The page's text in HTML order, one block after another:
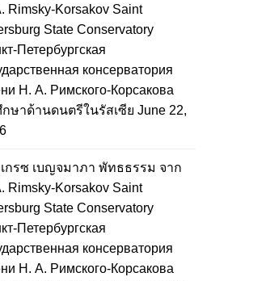
Rimsky-Korsakov Saint
State Conservatory
Петербургская
консерватория
Н. А. Римского-Корсакова
ษาด้านดนตรีในรัสเซีย June 22,
กรซ เบญจมาภา พัทธธรรม จาก
Rimsky-Korsakov Saint
State Conservatory
Петербургская
консерватория
Н. А. Римского-Корсакова